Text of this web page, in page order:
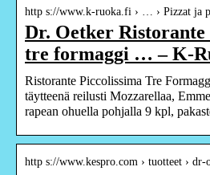
http s://www.k-ruoka.fi › … › Pizzat ja
Dr. Oetker Ristorante
tre formaggi … – K-
Ristorante Piccolissima Tre
täytteenä reilusti Mozzarellaa,
rapean ohuella pohjalla 9 kpl,
http s://www.kespro.com › tuotteet › dr-